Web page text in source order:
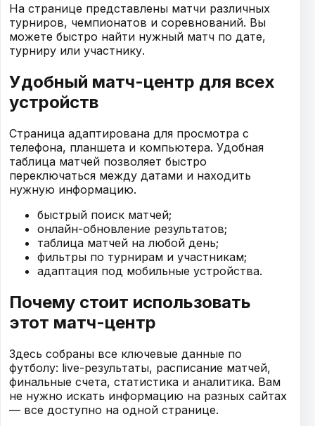
На странице представлены матчи различных
турниров, чемпионатов и соревнований. Вы
можете быстро найти нужный матч по дате,
турниру или участнику.
Удобный матч-центр для всех
устройств
Страница адаптирована для просмотра с
телефона, планшета и компьютера. Удобная
таблица матчей позволяет быстро
переключаться между датами и находить
нужную информацию.
быстрый поиск матчей;
онлайн-обновление результатов;
таблица матчей на любой день;
фильтры по турнирам и участникам;
адаптация под мобильные устройства.
Почему стоит использовать
этот матч-центр
Здесь собраны все ключевые данные по
футболу: live-результаты, расписание матчей,
финальные счета, статистика и аналитика. Вам
не нужно искать информацию на разных сайтах
— все доступно на одной странице.